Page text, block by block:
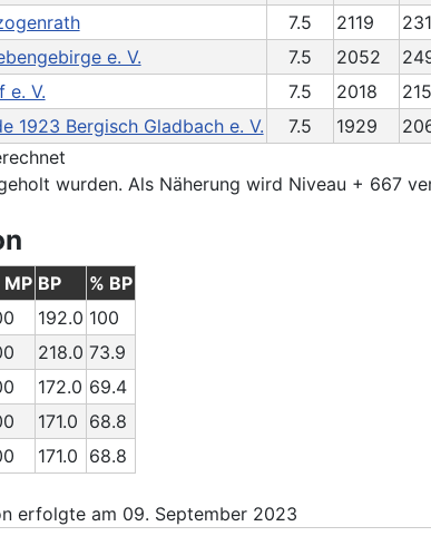
7.5 2119
e. V. 7.5 2052
e. V. 7.5 2018
1923 Bergisch Gladbach e. V. 7.5 1929
wurden. Als Näherung wird Niveau + 667
MP BP
% BP
192.0 100
218.0 73.9
172.0 69.4
171.0 68.8
171.0 68.8
erfolgte am 09. September 2023